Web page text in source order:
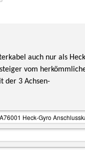
auch nur als
vom
der 3 Achsen-